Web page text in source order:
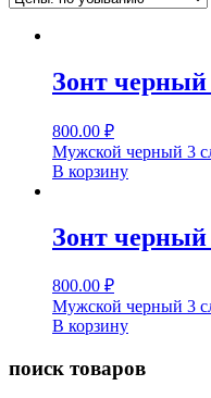
Зонт
800.00 ₽
Мужской черный 3
В корзину
Зонт
800.00 ₽
Мужской черный 3
В корзину
поиск товаров